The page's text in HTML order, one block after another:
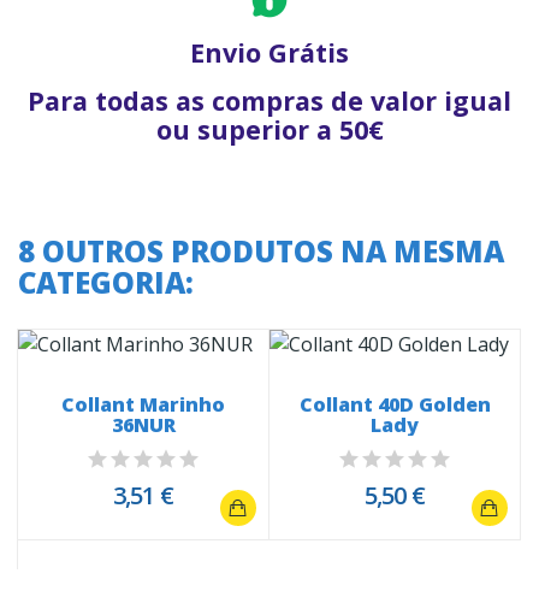
Envio Grátis
Para todas as compras de valor igual
ou superior a 50€
8 OUTROS PRODUTOS NA MESMA
CATEGORIA:
Collant Marinho
36NUR
3,51 €
Collant 40D Golden
Lady
5,50 €